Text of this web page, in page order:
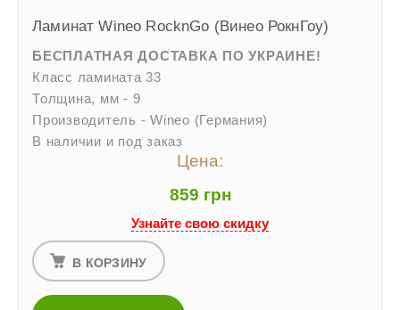
Ламинат Wineo RocknGo (Винео РокнГоу)
БЕСПЛАТНАЯ ДОСТАВКА ПО УКРАИНЕ!
Класс ламината 33
Толщина, мм - 9
Производитель - Wineo (Германия)
В наличии и под заказ
Цена:
859 грн
Узнайте свою скидку
В КОРЗИНУ